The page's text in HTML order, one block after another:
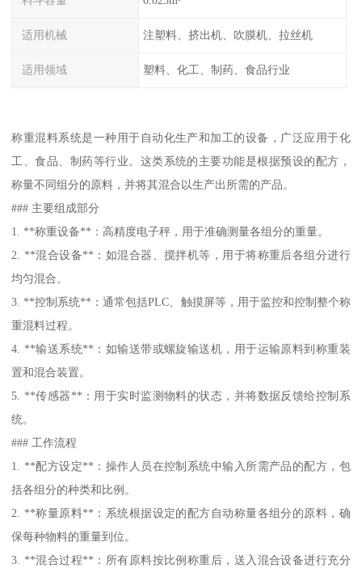
适用机械 注塑料、挤出机、吹膜机、拉丝机
适用领域 塑料、化工、制药、食品行业
称重混料系统是一种用于自动化生产和加工的设备，广泛应用于化
工、食品、制药等行业。这类系统的主要功能是根据预设的配方，
称量不同组分的原料，并将其混合以生产出所需的产品。
### 主要组成部分
1. **称重设备**：高精度电子秤，用于准确测量各组分的重量。
2. **混合设备**：如混合器、搅拌机等，用于将称重后各组分进行
均匀混合。
3. **控制系统**：通常包括PLC、触摸屏等，用于监控和控制整个称
重混料过程。
4. **输送系统**：如输送带或螺旋输送机，用于运输原料到称重装
置和混合装置。
5. **传感器**：用于实时监测物料的状态，并将数据反馈给控制系
统。
### 工作流程
1. **配方设定**：操作人员在控制系统中输入所需产品的配方，包
括各组分的种类和比例。
2. **称量原料**：系统根据设定的配方自动称量各组分的原料，确
保每种物料的重量到位。
3. **混合过程**：所有原料按比例称重后，送入混合设备进行充分